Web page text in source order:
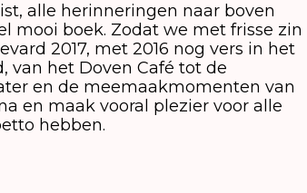
alle herinneringen naar boven
mooi boek. Zodat we met frisse zin
2017, met 2016 nog vers in het
van het Doven Café tot de
en de meemaakmomenten van
en maak vooral plezier voor alle
hebben.